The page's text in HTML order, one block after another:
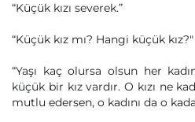
“Küçük kızı severek.”
“Küçük kız mı? Hangi küçük kız?"
“Yaşı kaç olursa olsun her
küçük bir kız vardır. O kızı ne
mutlu edersen, o kadını da o